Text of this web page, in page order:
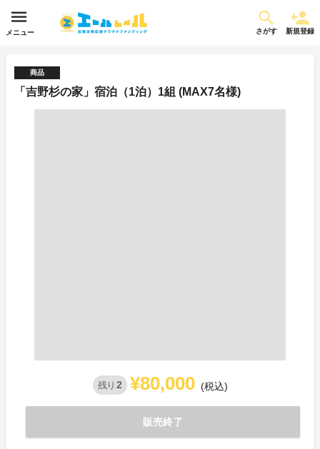
メニュー さがす 新規登録
商品
「吉野杉の家」宿泊（1泊）1組 (MAX7名様)
残り 2 ¥80,000 (税込)
販売終了